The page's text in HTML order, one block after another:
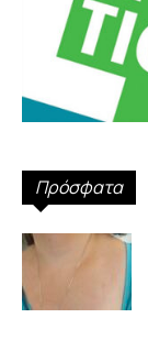
Πρόσφατα